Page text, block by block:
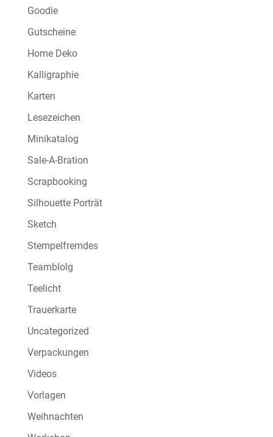
Goodie
Gutscheine
Home Deko
Kalligraphie
Karten
Lesezeichen
Minikatalog
Sale-A-Bration
Scrapbooking
Silhouette Porträt
Sketch
Stempelfremdes
Teamblolg
Teelicht
Trauerkarte
Uncategorized
Verpackungen
Videos
Vorlagen
Weihnachten